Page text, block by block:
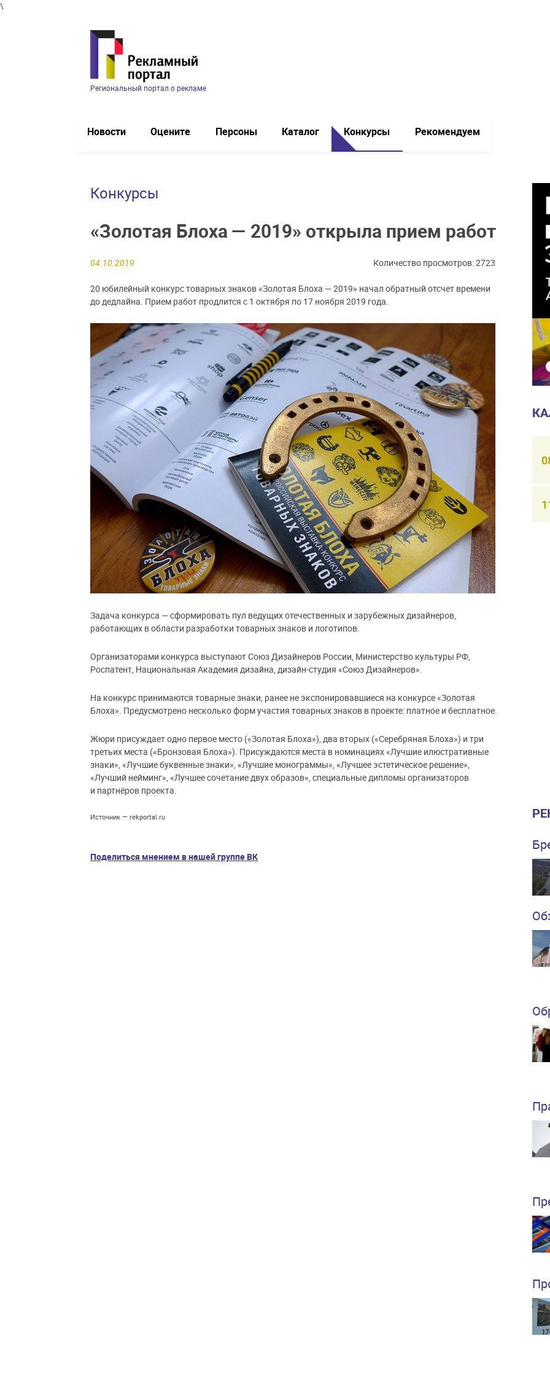
\
Региональный портал о рекламе
Новости Оцените Персоны Каталог Конкурсы Рекомендуем
Конкурсы
«Золотая Блоха — 2019» открыла прием работ
04.10.2019 Количество просмотров: 2723
20 юбилейный конкурс товарных знаков «Золотая Блоха — 2019» начал обратный отсчет времени
до дедлайна. Прием работ продлится с 1 октября по 17 ноября 2019 года.
Задача конкурса — сформировать пул ведущих отечественных и зарубежных дизайнеров,
работающих в области разработки товарных знаков и логотипов.
Организаторами конкурса выступают Союз Дизайнеров России, Министерство культуры РФ,
Роспатент, Национальная Академия дизайна, дизайн-студия «Союз Дизайнеров».
На конкурс принимаются товарные знаки, ранее не экспонировавшиеся на конкурсе «Золотая
Блоха». Предусмотрено несколько форм участия товарных знаков в проекте: платное и бесплатное.
Жюри присуждает одно первое место («Золотая Блоха»), два вторых («Серебряная Блоха») и три
третьих места («Бронзовая Блоха»). Присуждаются места в номинациях «Лучшие илюстративные
знаки», «Лучшие буквенные знаки», «Лучшие монограммы», «Лучшее эстетическое решение»,
«Лучший нейминг», «Лучшее сочетание двух образов», специальные дипломы организаторов
и партнёров проекта.
Источник — rekportal.ru
Поделиться мнением в нашей группе ВК